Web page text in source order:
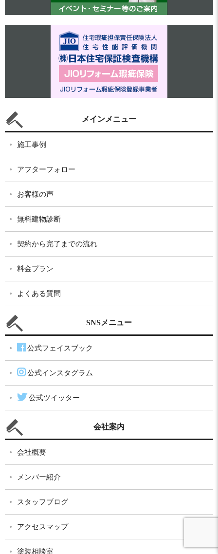
メインメニュー
施工事例
アフターフォロー
お客様の声
無料建物診断
契約から完了までの流れ
料金プラン
よくある質問
SNSメニュー
公式フェイスブック
公式インスタグラム
公式ツイッター
会社案内
会社概要
メンバー紹介
スタッフブログ
アクセスマップ
塗装相談室